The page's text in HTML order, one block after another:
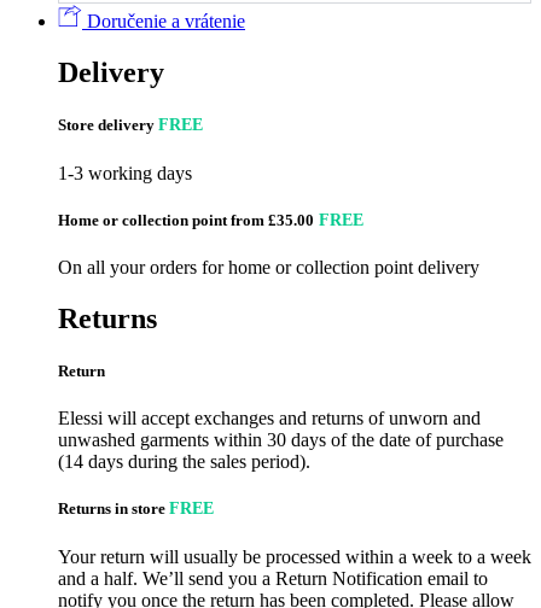
Doručenie a vrátenie
Delivery
Store delivery FREE
1-3 working days
Home or collection point from £35.00 FREE
On all your orders for home or collection point delivery
Returns
Return
Elessi will accept exchanges and returns of unworn and
unwashed garments within 30 days of the date of purchase
(14 days during the sales period).
Returns in store FREE
Your return will usually be processed within a week to a week
and a half. We’ll send you a Return Notification email to
notify you once the return has been completed. Please allow